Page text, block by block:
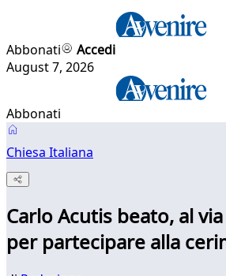
Abbonati
Accedi
August 7, 2026
Abbonati
Chiesa Italiana
Carlo Acutis beato, al
per partecipare alla